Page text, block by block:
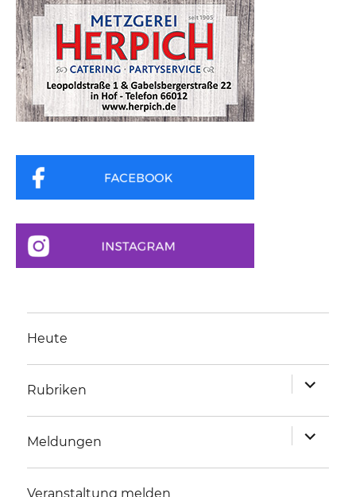
Heute
Rubriken
anzeigen
Meldungen
anzeigen
Veranstaltung melden